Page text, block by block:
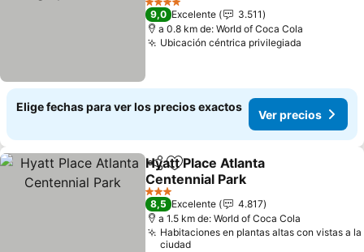
4 Estrellas
9,0 Excelente
3.511
a 0.8 km de: World of Coca Cola
Ubicación céntrica privilegiada
Elige fechas para ver los precios exactos
Ver precios
CompartirAgregar a favoritos
Hyatt Place Atlanta
Centennial Park
3 Estrellas
8,5 Excelente
4.817
a 1.5 km de: World of Coca Cola
Habitaciones en plantas altas con vistas a la
ciudad